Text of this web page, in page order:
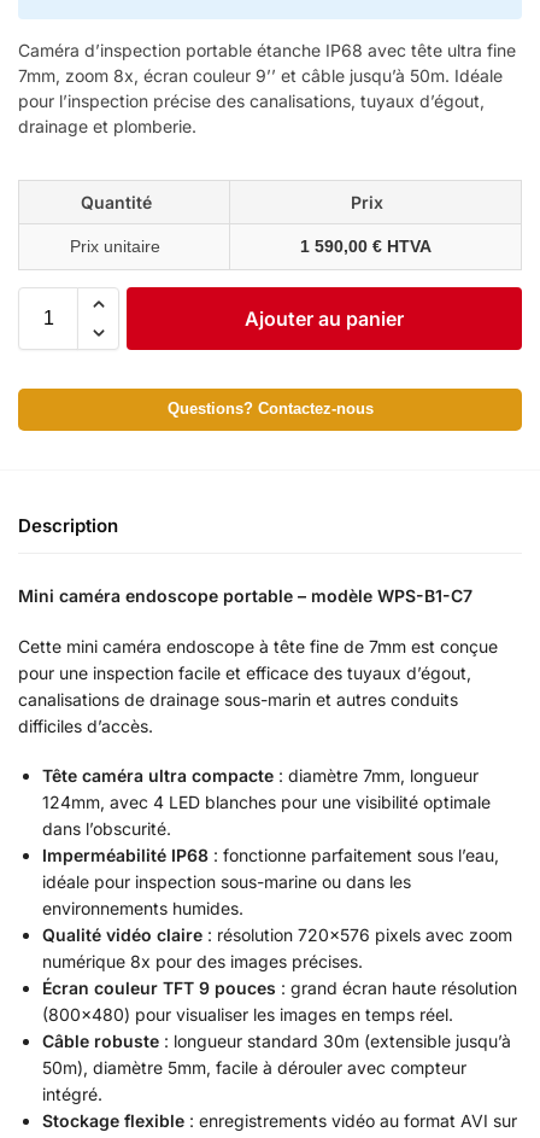
Caméra d’inspection portable étanche IP68 avec tête ultra fine
7mm, zoom 8x, écran couleur 9’’ et câble jusqu’à 50m. Idéale
pour l’inspection précise des canalisations, tuyaux d’égout,
drainage et plomberie.
Quantité Prix
Prix unitaire 1 590,00 € HTVA
Ajouter au panier
Questions? Contactez-nous
Description
Mini caméra endoscope portable – modèle WPS-B1-C7
Cette mini caméra endoscope à tête fine de 7mm est conçue
pour une inspection facile et efficace des tuyaux d’égout,
canalisations de drainage sous-marin et autres conduits
difficiles d’accès.
Tête caméra ultra compacte : diamètre 7mm, longueur
124mm, avec 4 LED blanches pour une visibilité optimale
dans l’obscurité.
Imperméabilité IP68 : fonctionne parfaitement sous l’eau,
idéale pour inspection sous-marine ou dans les
environnements humides.
Qualité vidéo claire : résolution 720×576 pixels avec zoom
numérique 8x pour des images précises.
Écran couleur TFT 9 pouces : grand écran haute résolution
(800×480) pour visualiser les images en temps réel.
Câble robuste : longueur standard 30m (extensible jusqu’à
50m), diamètre 5mm, facile à dérouler avec compteur
intégré.
Stockage flexible : enregistrements vidéo au format AVI sur